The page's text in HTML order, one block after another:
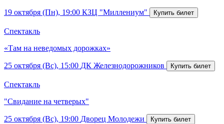
19 октября (Пн), 19:00 КЗЦ "Миллениум"
Спектакль
«Там на неведомых дорожках»
25 октября (Вс), 15:00 ДК Железнодорожников
Спектакль
"Свидание на четверых"
25 октября (Вс), 19:00 Дворец Молодежи